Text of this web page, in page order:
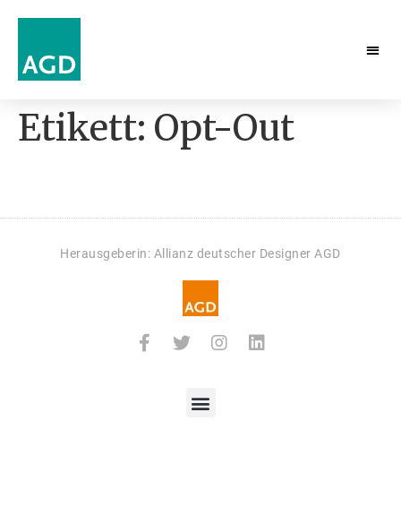
Etikett: Opt-Out
Herausgeberin: Allianz deutscher Designer AGD